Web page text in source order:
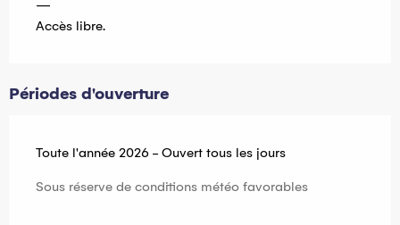
—
Accès libre.
Périodes d'ouverture
Toute l'année 2026 - Ouvert tous les jours
Sous réserve de conditions météo favorables